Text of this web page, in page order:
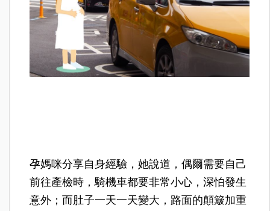
孕媽咪分享自身經驗，她說道，偶爾需要自己
前往產檢時，騎機車都要非常小心，深怕發生
意外；而肚子一天一天變大，路面的顛簸加重